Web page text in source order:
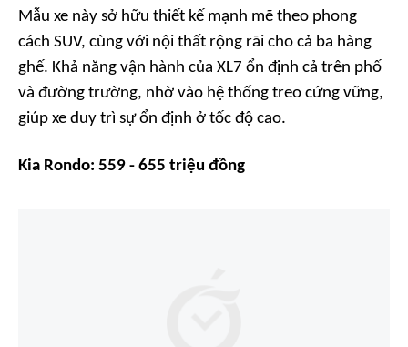
Mẫu xe này sở hữu thiết kế mạnh mẽ theo phong
cách SUV, cùng với nội thất rộng rãi cho cả ba hàng
ghế. Khả năng vận hành của XL7 ổn định cả trên phố
và đường trường, nhờ vào hệ thống treo cứng vững,
giúp xe duy trì sự ổn định ở tốc độ cao.
Kia Rondo: 559 - 655 triệu đồng